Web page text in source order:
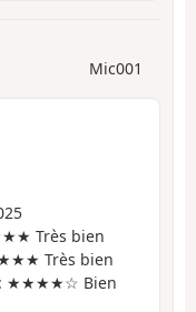
Mic001
Très bien
Très bien
: ★★★★☆ Bien